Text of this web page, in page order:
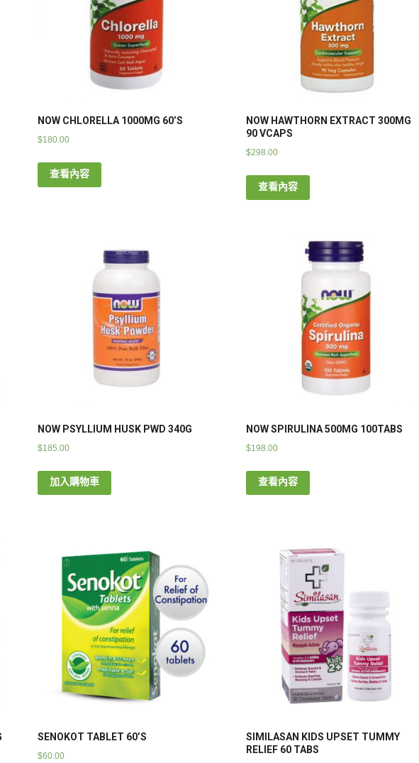
NOW CHLORELLA 1000MG 60’S
$180.00
查看內容
NOW HAWTHORN EXTRACT 300MG
90 VCAPS
$298.00
查看內容
NOW PSYLLIUM HUSK PWD 340G
$185.00
加入購物車
NOW SPIRULINA 500MG 100TABS
$198.00
查看內容
SENOKOT TABLET 60’S
$60.00
SIMILASAN KIDS UPSET TUMMY
RELIEF 60 TABS